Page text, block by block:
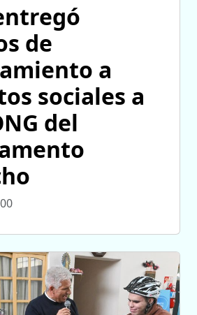
de
a
sociales a
del